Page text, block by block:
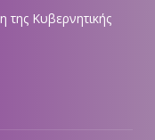
της Κυβερνητικής